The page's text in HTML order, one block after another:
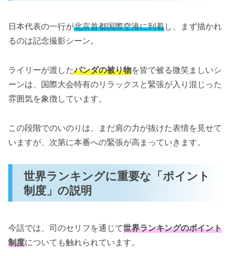
日本代表の一行が北京首都国際空港に到着し、まず描かれ
るのは記念撮影シーン。
ライリーが渡したパンダの被り物を皆で被る微笑ましいシ
ーンは、国際大会特有のリラックスと緊張が入り混じった
雰囲気を象徴しています。
この段階でのいのりは、まだ肩の力が抜けた表情を見せて
いますが、次第に本番への緊張が高まっていきます。
世界ランキングに重要な「ポイント
制度」の説明
今話では、司のセリフを通じて世界ランキングのポイント
制度についても触れられています。